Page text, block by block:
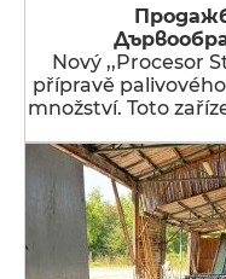
Nový ,,Procesor
přípravě
množství. Toto